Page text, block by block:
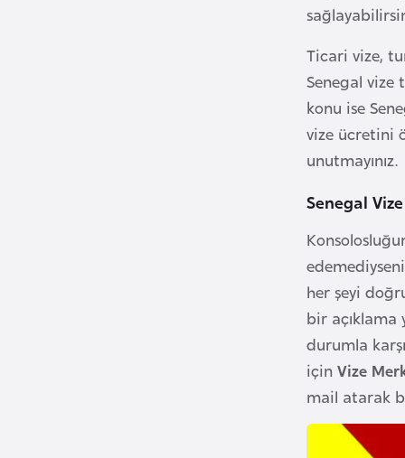
Ticari vize,
Senegal
konu ise
vize ücretini
unutmayınız.
Senegal
her şeyi
bir açıklama
durumla
için Vize
mail atarak